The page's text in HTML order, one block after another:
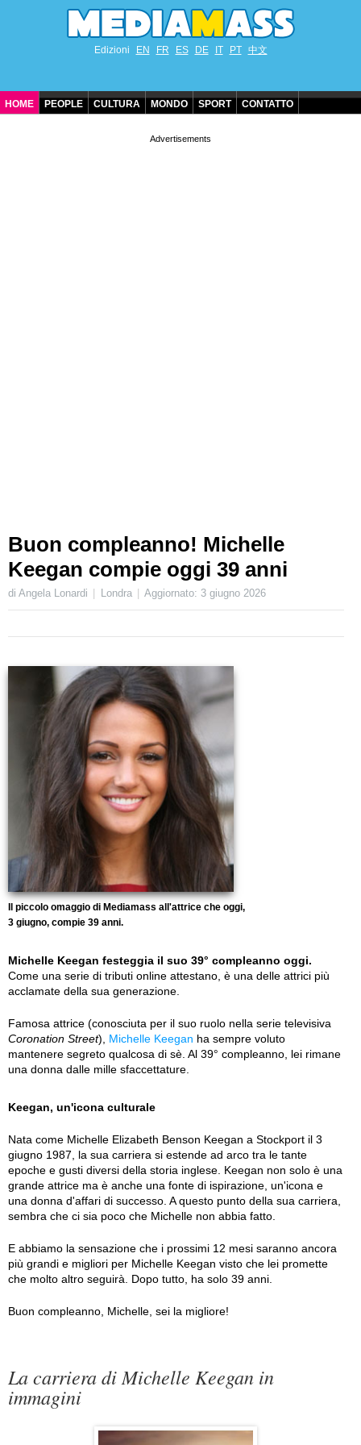
Edizioni EN FR ES DE IT PT 中文
HOME PEOPLE CULTURA MONDO SPORT CONTATTO
Buon compleanno! Michelle
Keegan compie oggi 39 anni
di Angela Lonardi Londra Aggiornato: 3 giugno 2026
Il piccolo omaggio di Mediamass all'attrice che oggi,
3 giugno, compie 39 anni.
Michelle Keegan festeggia il suo 39° compleanno oggi.
Come una serie di tributi online attestano, è una delle attrici più
acclamate della sua generazione.
Famosa attrice (conosciuta per il suo ruolo nella serie televisiva
Coronation Street), Michelle Keegan ha sempre voluto
mantenere segreto qualcosa di sè. Al 39° compleanno, lei rimane
una donna dalle mille sfaccettature.
Keegan, un'icona culturale
Nata come Michelle Elizabeth Benson Keegan a Stockport il 3
giugno 1987, la sua carriera si estende ad arco tra le tante
epoche e gusti diversi della storia inglese. Keegan non solo è una
grande attrice ma è anche una fonte di ispirazione, un'icona e
una donna d'affari di successo. A questo punto della sua carriera,
sembra che ci sia poco che Michelle non abbia fatto.
E abbiamo la sensazione che i prossimi 12 mesi saranno ancora
più grandi e migliori per Michelle Keegan visto che lei promette
che molto altro seguirà. Dopo tutto, ha solo 39 anni.
Buon compleanno, Michelle, sei la migliore!
La carriera di Michelle Keegan in
immagini